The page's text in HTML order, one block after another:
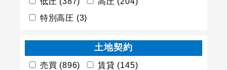
特別高圧 (3)
土地契約
売買 (896) 賃貸 (145)